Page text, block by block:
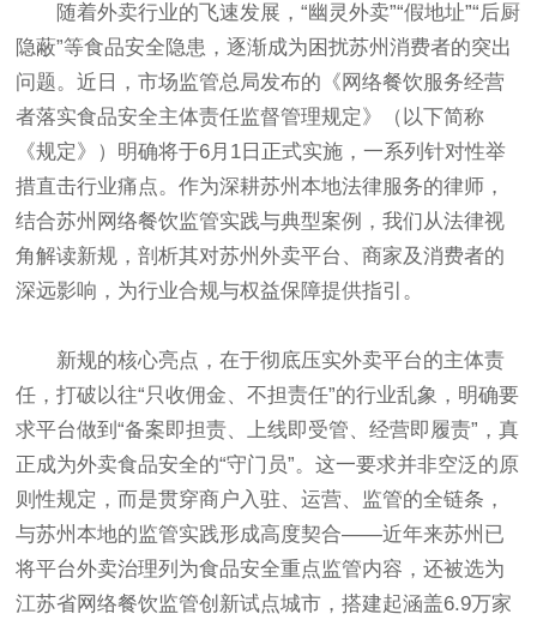
随着外卖行业的飞速发展，“幽灵外卖”“假地址”“后厨
隐蔽”等食品安全隐患，逐渐成为困扰苏州消费者的突出
问题。近日，市场监管总局发布的《网络餐饮服务经营
者落实食品安全主体责任监督管理规定》（以下简称
《规定》）明确将于6月1日正式实施，一系列针对性举
措直击行业痛点。作为深耕苏州本地法律服务的律师，
结合苏州网络餐饮监管实践与典型案例，我们从法律视
角解读新规，剖析其对苏州外卖平台、商家及消费者的
深远影响，为行业合规与权益保障提供指引。
新规的核心亮点，在于彻底压实外卖平台的主体责
任，打破以往“只收佣金、不担责任”的行业乱象，明确要
求平台做到“备案即担责、上线即受管、经营即履责”，真
正成为外卖食品安全的“守门员”。这一要求并非空泛的原
则性规定，而是贯穿商户入驻、运营、监管的全链条，
与苏州本地的监管实践形成高度契合——近年来苏州已
将平台外卖治理列为食品安全重点监管内容，还被选为
江苏省网络餐饮监管创新试点城市，搭建起涵盖6.9万家